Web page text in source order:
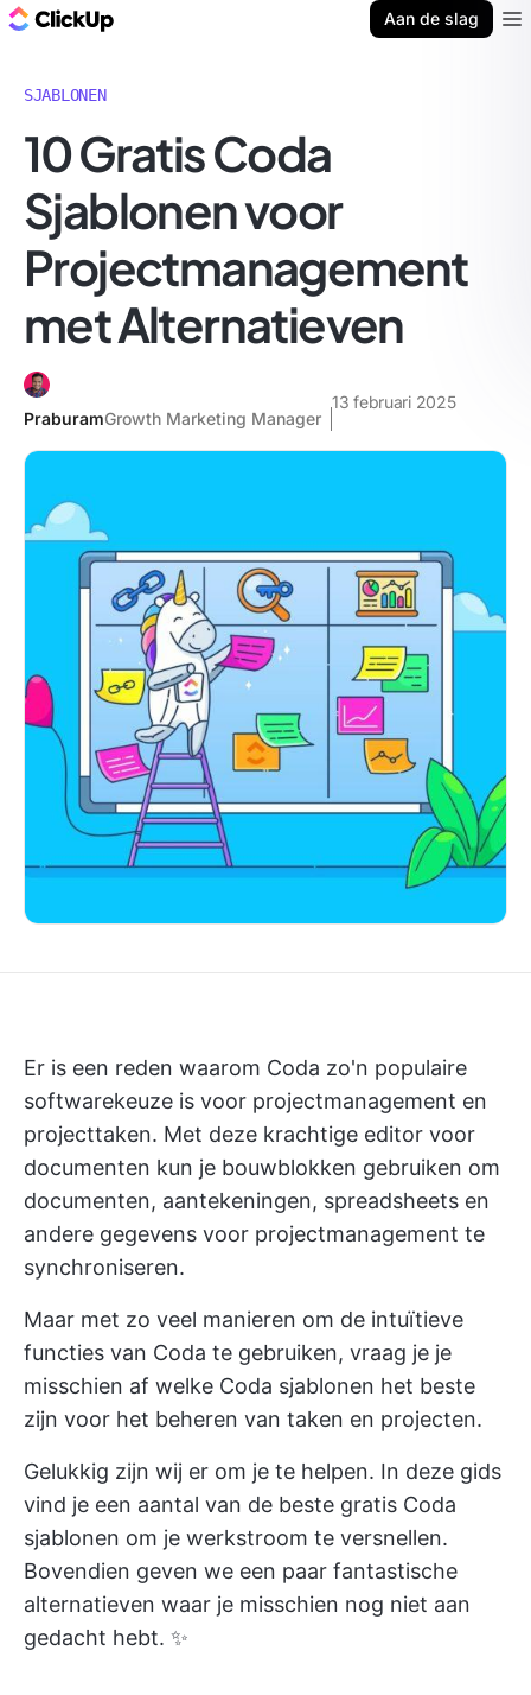
Aan de slag
SJABLONEN
10 Gratis Coda
Sjablonen voor
Projectmanagement
met Alternatieven
PraburamGrowth Marketing Manager
13 februari 2025
Er is een reden waarom Coda zo'n populaire
softwarekeuze is voor projectmanagement en
projecttaken. Met deze krachtige editor voor
documenten kun je bouwblokken gebruiken om
documenten, aantekeningen, spreadsheets en
andere gegevens voor projectmanagement te
synchroniseren.
Maar met zo veel manieren om de intuïtieve
functies van Coda te gebruiken, vraag je je
misschien af welke Coda sjablonen het beste
zijn voor het beheren van taken en projecten.
Gelukkig zijn wij er om je te helpen. In deze gids
vind je een aantal van de beste gratis Coda
sjablonen om je werkstroom te versnellen.
Bovendien geven we een paar fantastische
alternatieven waar je misschien nog niet aan
gedacht hebt. ✨